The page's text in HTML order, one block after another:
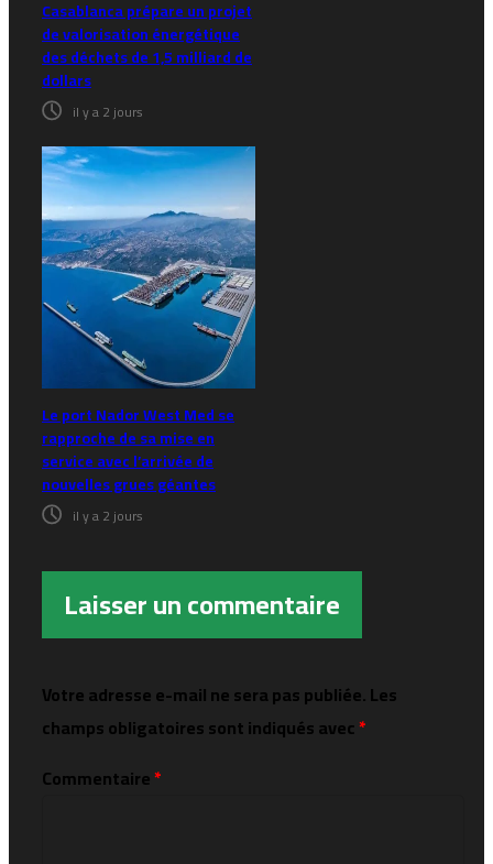
Casablanca prépare un projet
de valorisation énergétique
des déchets de 1,5 milliard de
dollars
il y a 2 jours
Le port Nador West Med se
rapproche de sa mise en
service avec l’arrivée de
nouvelles grues géantes
il y a 2 jours
Laisser un commentaire
Votre adresse e-mail ne sera pas publiée.Les
champs obligatoires sont indiqués avec*
Commentaire*